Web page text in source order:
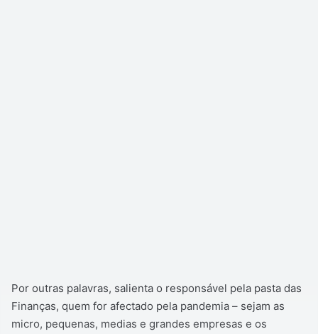
Por outras palavras, salienta o responsável pela pasta das
Finanças, quem for afectado pela pandemia – sejam as
micro, pequenas, medias e grandes empresas e os